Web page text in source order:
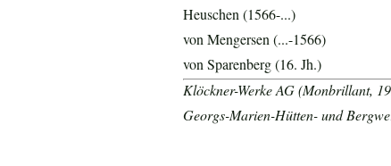
Heuschen (1566-...)
von Mengersen (...-1566)
von Sparenberg (16. Jh.)
Klöckner-Werke AG (Monbrillant,
Georgs-Marien-Hütten- und